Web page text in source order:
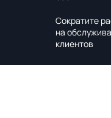
Сократите
на
клиентов